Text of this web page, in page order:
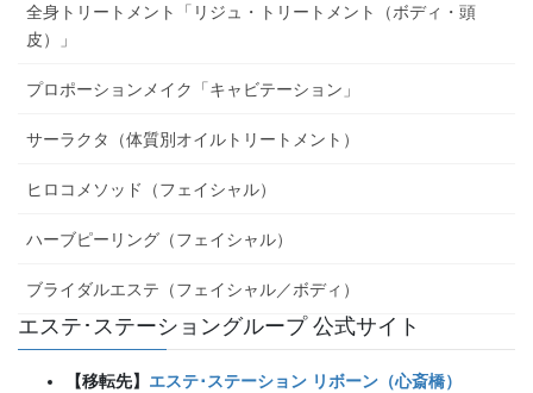
全身トリートメント「リジュ・トリートメント（ボディ・頭
皮）」
プロポーションメイク「キャビテーション」
サーラクタ（体質別オイルトリートメント）
ヒロコメソッド（フェイシャル）
ハーブピーリング（フェイシャル）
ブライダルエステ（フェイシャル／ボディ）
エステ･ステーショングループ 公式サイト
【移転先】 エステ･ステーション リボーン（心斎橋）